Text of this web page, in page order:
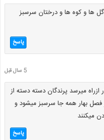
ها و کوه ها و درختان سرسبز
پاسخ
5 سال قبل
میرسد پرندگان دسته دسته از
فصل بهار همه جا سرسبز میشود و
میکنند
پاسخ